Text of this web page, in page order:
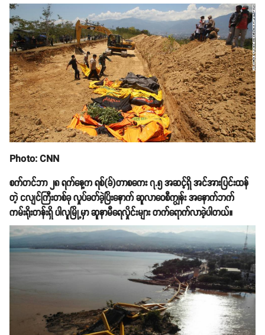
Photo: CNN
စက်တင်ဘာ ၂၈ ရက်နေ့က ရစ်(ခ်)တာစကေး ၇.၅ အဆင့်ရှိ အင်အားပြင်းထန်
တဲ့ ငလျင်ကြီးတစ်ခု လှုပ်ခတ်ခဲ့ပြိးနောက် ဆူလာဝေစီကျွန်း အနောက်ဘက်
ကမ်းရိုးတန်းရှိ ပါလူမြို့မှာ ဆူနာမီရေလှိုင်းများ တက်ရောက်လာခဲ့ပါတယ်။